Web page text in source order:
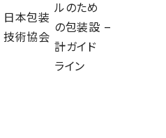
日本包装
技術協会
ルのため
の包装設
計ガイド
ライン
–